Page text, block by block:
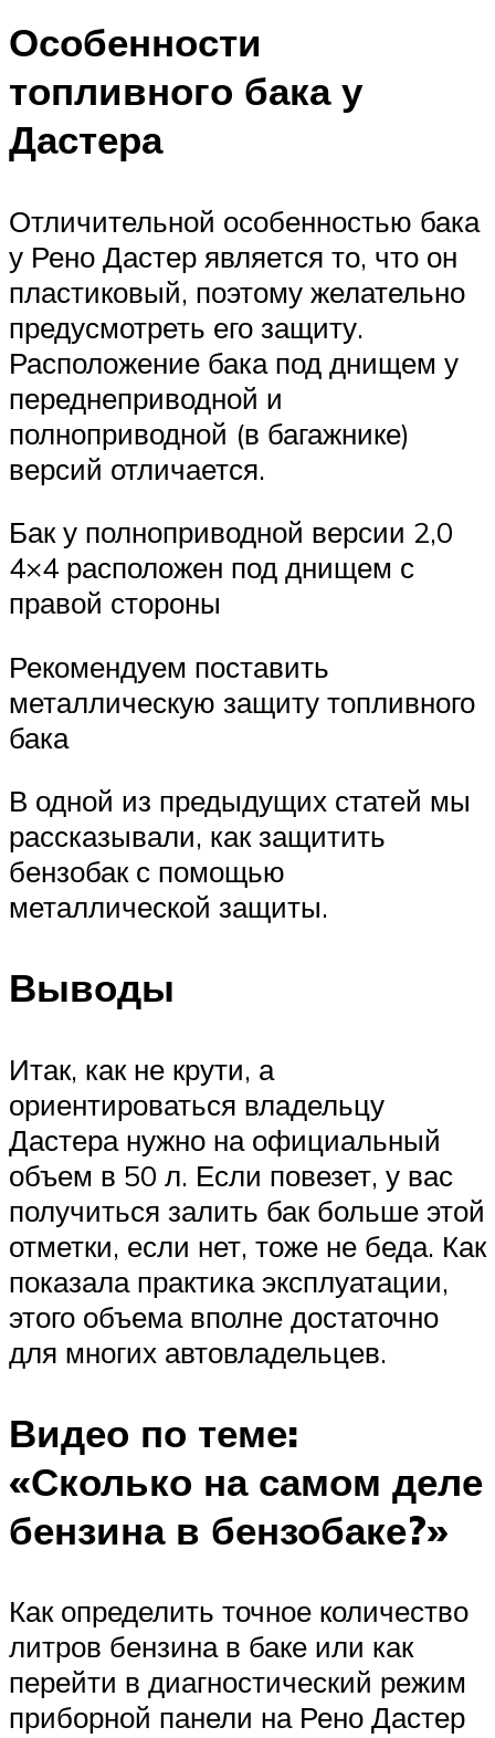
Особенности
топливного бака у
Дастера
Отличительной особенностью бака
у Рено Дастер является то, что он
пластиковый, поэтому желательно
предусмотреть его защиту.
Расположение бака под днищем у
переднеприводной и
полноприводной (в багажнике)
версий отличается.
Бак у полноприводной версии 2,0
4×4 расположен под днищем с
правой стороны
Рекомендуем поставить
металлическую защиту топливного
бака
В одной из предыдущих статей мы
рассказывали, как защитить
бензобак с помощью
металлической защиты.
Выводы
Итак, как не крути, а
ориентироваться владельцу
Дастера нужно на официальный
объем в 50 л. Если повезет, у вас
получиться залить бак больше этой
отметки, если нет, тоже не беда. Как
показала практика эксплуатации,
этого объема вполне достаточно
для многих автовладельцев.
Видео по теме:
«Сколько на самом деле
бензина в бензобаке?»
Как определить точное количество
литров бензина в баке или как
перейти в диагностический режим
приборной панели на Рено Дастер